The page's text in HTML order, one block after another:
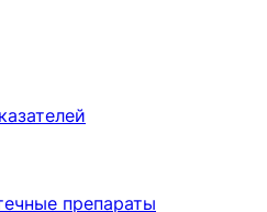
препараты